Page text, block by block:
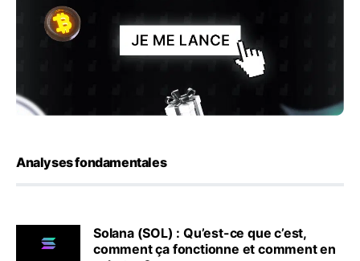
Analyses fondamentales
Solana (SOL) : Qu’est-ce que c’est,
comment ça fonctionne et comment en